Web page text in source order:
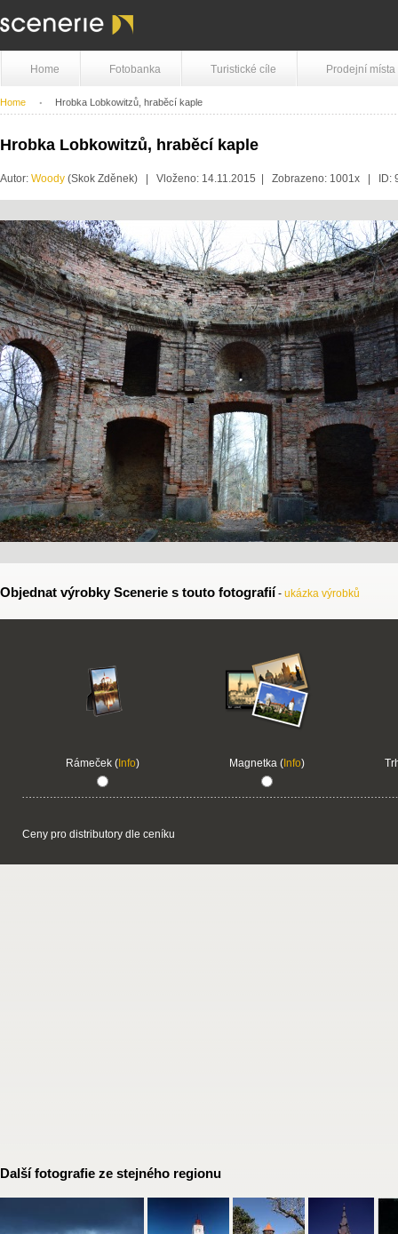
Home Fotobanka Turistické cíle Prodejní místa
Home Hrobka Lobkowitzů, hraběcí kaple
Hrobka Lobkowitzů, hraběcí kaple
Autor: Woody (Skok Zděnek) | Vloženo: 14.11.2015 | Zobrazeno: 1001x | ID:
Objednat výrobky Scenerie s touto fotografií - ukázka výrobků
Rámeček (Info) Magnetka (Info)
Ceny pro distributory dle ceníku
Další fotografie ze stejného regionu